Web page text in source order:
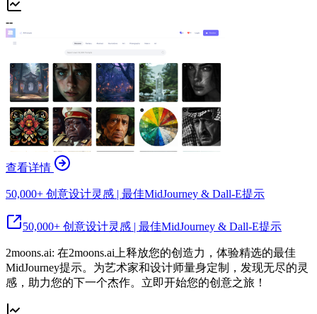
--
查看详情
50,000+ 创意设计灵感 | 最佳MidJourney & Dall-E提示
50,000+ 创意设计灵感 | 最佳MidJourney & Dall-E提示
2moons.ai: 在2moons.ai上释放您的创造力，体验精选的最佳
MidJourney提示。为艺术家和设计师量身定制，发现无尽的灵
感，助力您的下一个杰作。立即开始您的创意之旅！